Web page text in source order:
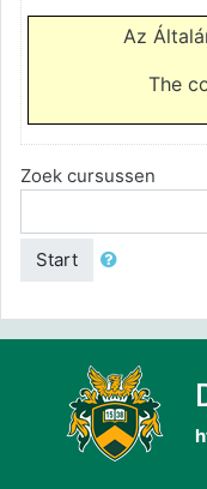
Az
The
Zoek cursussen
Start